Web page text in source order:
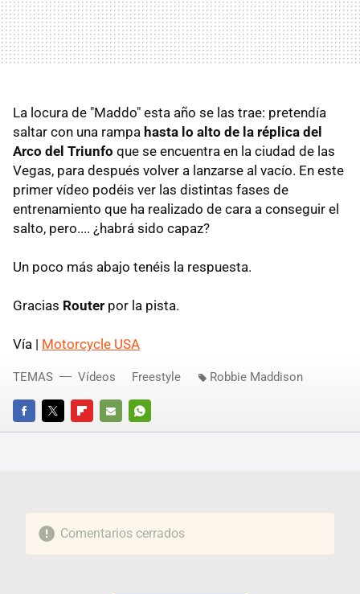
La locura de "Maddo" esta año se las trae: pretendía
saltar con una rampa hasta lo alto de la réplica del
Arco del Triunfo que se encuentra en la ciudad de las
Vegas, para después volver a lanzarse al vacío. En este
primer vídeo podéis ver las distintas fases de
entrenamiento que ha realizado de cara a conseguir el
salto, pero.... ¿habrá sido capaz?
Un poco más abajo tenéis la respuesta.
Gracias Router por la pista.
Vía | Motorcycle USA
FACEBOOKTWITTERFLIPBOARD
E-
WHATSAPP
TEMAS Vídeos Freestyle Robbie Maddison
Comentarios cerrados